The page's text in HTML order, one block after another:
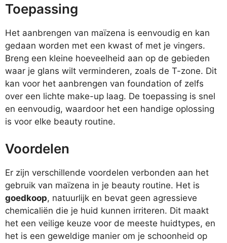
Toepassing
Het aanbrengen van maïzena is eenvoudig en kan
gedaan worden met een kwast of met je vingers.
Breng een kleine hoeveelheid aan op de gebieden
waar je glans wilt verminderen, zoals de T-zone. Dit
kan voor het aanbrengen van foundation of zelfs
over een lichte make-up laag. De toepassing is snel
en eenvoudig, waardoor het een handige oplossing
is voor elke beauty routine.
Voordelen
Er zijn verschillende voordelen verbonden aan het
gebruik van maïzena in je beauty routine. Het is
goedkoop, natuurlijk en bevat geen agressieve
chemicaliën die je huid kunnen irriteren. Dit maakt
het een veilige keuze voor de meeste huidtypes, en
het is een geweldige manier om je schoonheid op